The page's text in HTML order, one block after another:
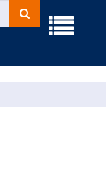
Menü
Kurse
suchen